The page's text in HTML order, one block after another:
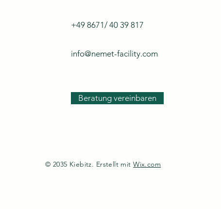
+49 8671/ 40 39 817
info@nemet-facility.com
Beratung vereinbaren
© 2035 Kiebitz. Erstellt mitWix.com